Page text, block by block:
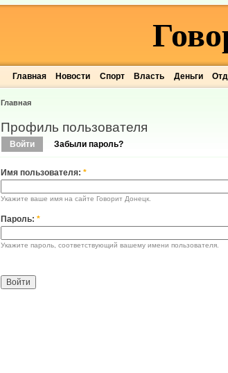
Главная Новости Спорт Власть Деньги
Главная
Профиль пользователя
Войти Забыли пароль?
Имя пользователя: *
Укажите ваше имя на сайте Говорит Донецк.
Пароль: *
Укажите пароль, соответствующий вашему имени пользователя.